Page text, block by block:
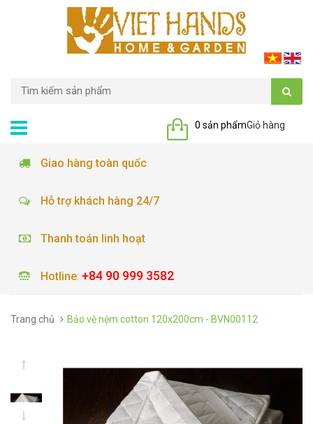
Giỏ hàng
0 sản phẩm
Giao hàng toàn quốc
Hỗ trợ khách hàng 24/7
Thanh toán linh hoạt
Hotline: +84 90 999 3582
Trang chủ Bảo vệ nệm cotton 120x200cm - BVN00112